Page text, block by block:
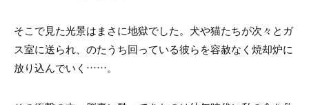
そこで見た光景はまさに地獄でした。犬や猫たちが次々とガ
ス室に送られ、のたうち回っている彼らを容赦なく焼却炉に
放り込んでいく……。